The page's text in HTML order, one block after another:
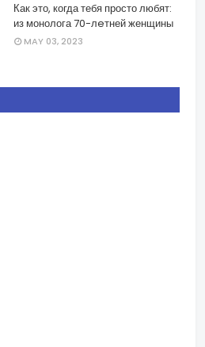
Как это, когда тебя просто любят:
из монолога 70-лeтней женщины
MAY 03, 2023